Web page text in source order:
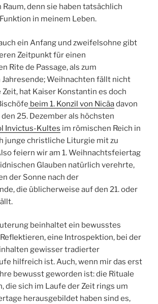
denn sie haben tatsächlich
in meinem Leben.
ein Anfang und zweifelsohne gibt
Zeitpunkt für einen
Rite de Passage, als zum
Weihnachten fällt nicht
hat Kaiser Konstantin es doch
beim 1. Konzil von Nicäadavon
25. Dezember als höchsten
Invictus-Kultes im römischen Reich in
junge christliche Liturgie mit zu
feiern wir am 1. Weihnachtsfeiertag
Glauben natürlich verehrte,
der Sonne nach der
die üblicherweise auf den 21. oder
beinhaltet ein bewusstes
eine Introspektion, bei der
gewisser tradierter
hilfreich ist. Auch, wenn mir das erst
bewusst geworden ist: die Rituale
die sich im Laufe der Zeit rings um
herausgebildet haben sind es,